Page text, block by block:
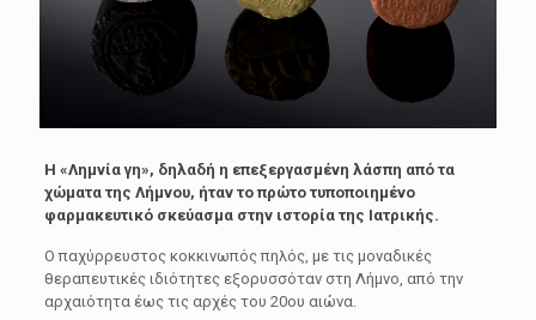
Η «Λημνία γη», δηλαδή η επεξεργασμένη λάσπη από τα
χώματα της Λήμνου, ήταν το πρώτο τυποποιημένο
φαρμακευτικό σκεύασμα στην ιστορία της Ιατρικής.
Ο παχύρρευστος κοκκινωπός πηλός, με τις μοναδικές
θεραπευτικές ιδιότητες εξορυσσόταν στη Λήμνο, από την
αρχαιότητα έως τις αρχές του 20ου αιώνα.